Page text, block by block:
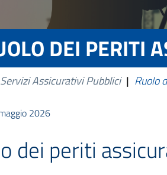
DEI PERITI
Servizi Assicurativi Pubblici | Ruolo
2026
dei periti